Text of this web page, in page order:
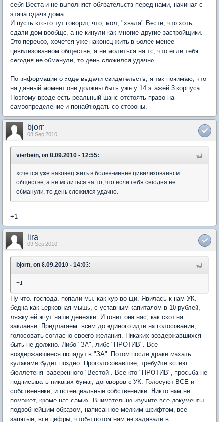
себя Веста и не выполняет обязательств перед нами, начиная с
этапа сдачи дома.
И пусть кто-то тут говорит, что, мол, "хвала" Весте, что хоть
сдали дом вообще, а не кинули как многие другие застройщики.
Это перебор, хочется уже наконец жить в более-менее
цивилизованном обществе, а не молиться на то, что если тебя
сегодня не обманули, то день сложился удачно.
По информации о ходе выдачи свидетельств, я так понимаю, что
на данный момент они должны быть уже у 14 этажей 3 корпуса.
Поэтому вроде есть реальный шанс отстоять право на
самоопределение и понаблюдать со стороны.
bjorn
08 Sep 2010
vierbein, on 8.09.2010 - 12:55:
хочется уже наконец жить в более-менее цивилизованном
обществе, а не молиться на то, что если тебя сегодня не
обманули, то день сложился удачно.
+1
lira
09 Sep 2010
bjorn, on 8.09.2010 - 14:03:
+1
Ну что, господа, попали мы, как кур во щи. Явилась к нам УК,
бедна как церковная мышь, с уставным капиталом в 10 рублей,
ляжку ей жгут наши денежки. И гонит она нас, как скот на
закланье. Предлагаем: всем до единого идти на голосование,
голосовать согласно своего желания. Никаких-воздержавшихся
быть не должно. Либо "ЗА", либо "ПРОТИВ". Все
воздержавшиеся попадут в "ЗА". Потом после драки махать
кулаками будет поздно. Проголосовавшие, требуйте копию
бюллетеня, заверенного "Вестой". Все кто "ПРОТИВ", просьба не
подписывать никаких бумаг, договоров с УК. Голосуют ВСЕ-и
собственники, и потенциальные собственники. Никто нам не
поможет, кроме нас самих. Внимательно изучите все документы
подробнейшим образом, написанное мелким шрифтом, все
запятые, все цифры, чтобы потом нам не задавали в